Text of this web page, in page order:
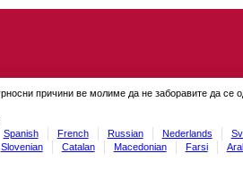
причини ве молиме да не заборавите да се
Spanish French Russian Nederlands
Slovenian Catalan Macedonian Farsi